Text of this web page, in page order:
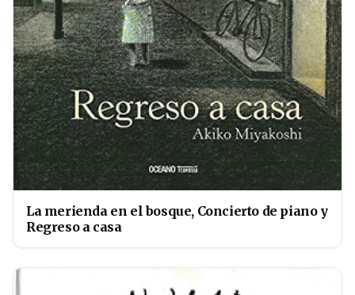
La merienda en el bosque, Concierto de piano y
Regreso a casa